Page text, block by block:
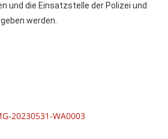
und die Einsatzstelle der Polizei und
werden.